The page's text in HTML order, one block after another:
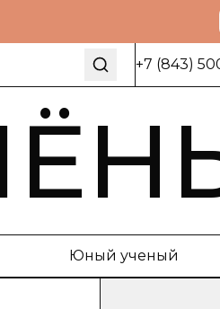
+7 (843)
Юный ученый